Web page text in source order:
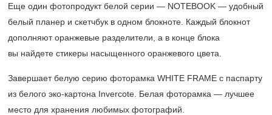
Еще один фотопродукт белой серии — NOTEBOOK — удобный
белый планер и скетчбук в одном блокноте. Каждый блокнот
дополняют оранжевые разделители, а в конце блока
вы найдете стикеры насыщенного оранжевого цвета.
Завершает белую серию фоторамка WHITE FRAME с паспарту
из белого эко-картона Invercote. Белая фоторамка — лучшее
место для хранения любимых фотографий.